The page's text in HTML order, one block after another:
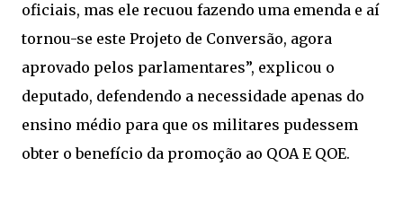
oficiais, mas ele recuou fazendo uma emenda e aí
tornou-se este Projeto de Conversão, agora
aprovado pelos parlamentares”, explicou o
deputado, defendendo a necessidade apenas do
ensino médio para que os militares pudessem
obter o benefício da promoção ao QOA E QOE.